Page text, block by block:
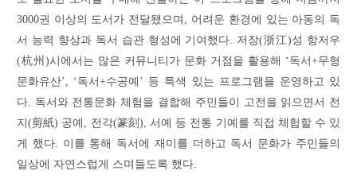
3000권 이상의 도서가 전달됐으며, 어려운 환경에 있는 아동의 독
서 능력 향상과 독서 습관 형성에 기여했다. 저장(浙江)성 항저우
(杭州)시에서는 많은 커뮤니티가 문화 거점을 활용해 ‘독서+무형
문화유산’, ‘독서+수공예’ 등 특색 있는 프로그램을 운영하고 있
다. 독서와 전통문화 체험을 결합해 주민들이 고전을 읽으면서 전
지(剪紙) 공예, 전각(篆刻), 서예 등 전통 기예를 직접 체험할 수 있
게 했다. 이를 통해 독서에 재미를 더하고 독서 문화가 주민들의
일상에 자연스럽게 스며들도록 했다.